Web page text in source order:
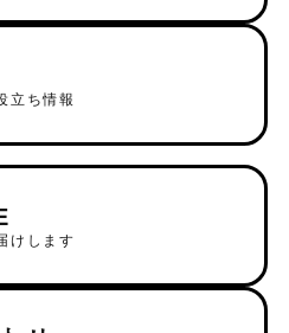
立ち情報
けします